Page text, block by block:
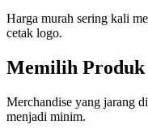
Harga murah sering kali
cetak logo.
Memilih Produk
Merchandise yang jarang
menjadi minim.